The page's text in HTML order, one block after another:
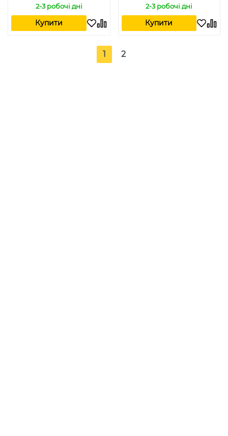
2-3 робочі дні
Купити
2-3 робочі дні
Купити
1 2